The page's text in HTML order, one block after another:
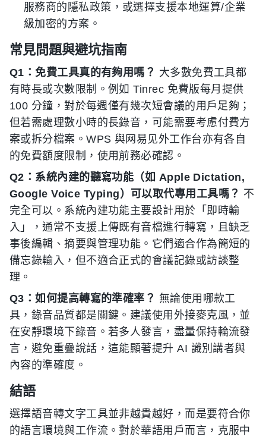
服務商的隱私政策，或選擇支援本地運算/企業
級加密的方案。
常見問題與避坑指南
Q1：免費工具真的有夠用嗎？ 大多數免費工具都
有時長或次數限制。例如 Tinrec 免費版每月提供
100 分鐘，對於每週僅有幾次短會議的用戶足夠；
但若需處理數小時的長錄音，可能需要考慮付費方
案或拆分檔案。WPS 與网易见外工作台亦有各自
的免費額度限制，使用前務必確認。
Q2：系統內建的聽寫功能（如 Apple Dictation,
Google Voice Typing）可以取代專用工具嗎？ 不
完全可以。系統內建功能主要設計用於「即時輸
入」，通常不支援上傳既有音檔進行轉寫，且缺乏
事後編輯、摘要與管理功能。它們適合作為簡短的
備忘錄輸入，但不適合正式的會議記錄或訪談整
理。
Q3：如何提高轉寫的準確率？ 無論使用哪款工
具，錄音品質都是關鍵。建議使用外接麥克風，並
在安靜環境下錄音。若多人發言，盡量保持輪流發
言，避免重疊說話，這能顯著提升 AI 識別講者與
內容的準確度。
結語
選擇語音轉文字工具並非越貴越好，而是要符合你
的語言環境與工作流。對於華語用戶而言，克服中